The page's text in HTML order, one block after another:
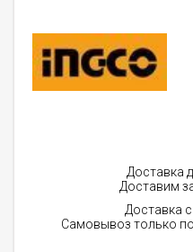
Доставка
Доставим
Доставка
Самовывоз только